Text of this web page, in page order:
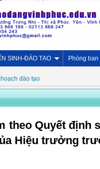
SINH-ĐÀO TẠO Phòng ban
hoạch đào tạo
theo Quyết định
Hiệu trưởng